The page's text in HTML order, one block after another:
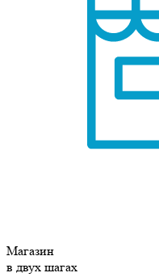
Магазин
в двух шагах